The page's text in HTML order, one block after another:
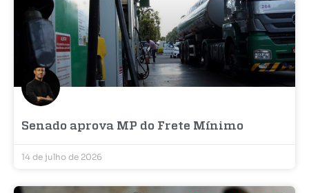
Senado aprova MP do Frete Mínimo
14 de julho de 2026